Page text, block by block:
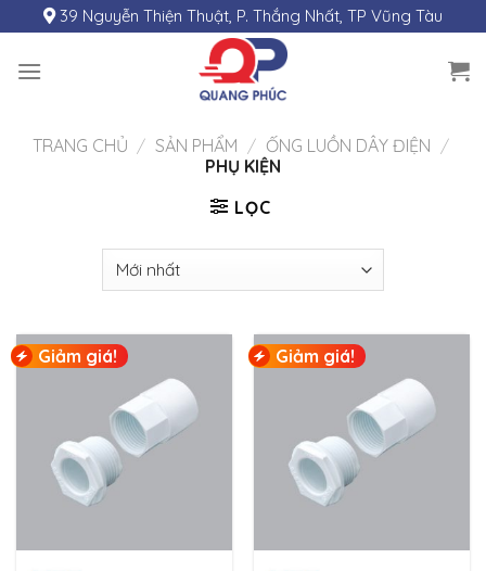
to
content
39 Nguyễn Thiện Thuật, P. Thắng Nhất, TP Vũng Tàu
TRANG CHỦ / SẢN PHẨM / ỐNG LUỒN DÂY ĐIỆN /
PHỤ KIỆN
LỌC
Giảm giá! Giảm giá!